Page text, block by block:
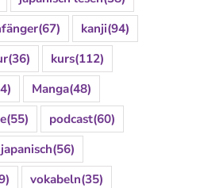
(67) kanji(94)
(36) kurs(112)
Manga(48)
(55) podcast(60)
(56)
vokabeln(35)